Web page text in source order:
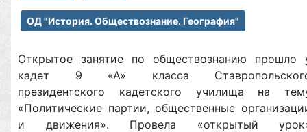
ОД "История. Обществознание. География"
Открытое занятие по обществознанию прошло
кадет 9 «А» класса
президентского кадетского училища на
«Политические партии, общественные
и движения». Провела «открытый